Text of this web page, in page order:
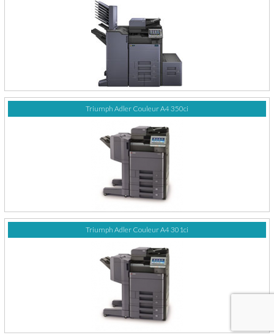
Triumph Adler Couleur A4 350ci
Triumph Adler Couleur A4 301ci